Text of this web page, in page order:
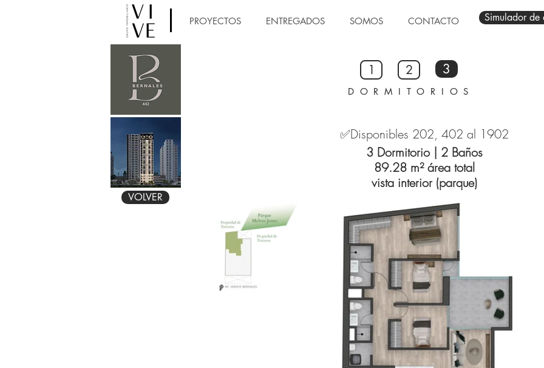
PROYECTOS ENTREGADOS SOMOS CONTACTO Simulador de
1 2 3
DORMITORIOS
✅Disponibles 202, 402 al 1902
3 Dormitorio | 2 Baños
89.28 m² área total
vista interior (parque)
VOLVER